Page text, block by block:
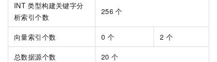
INT 类型构建关键字分
析索引个数
256 个
向量索引个数 0 个 2 个
总数据源个数 20 个